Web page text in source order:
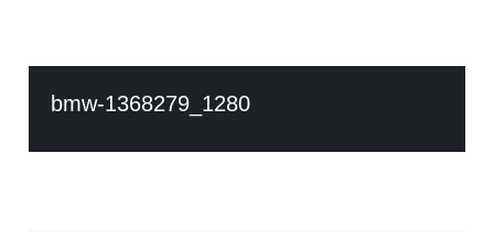
bmw-1368279_1280